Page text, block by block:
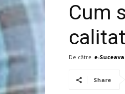
Cum
De către e-
Share